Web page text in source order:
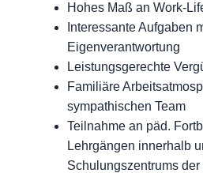
Hohes Maß an Work-
Interessante Aufgaben
Eigenverantwortung
Leistungsgerechte
Familiäre
sympathischen Team
Teilnahme an päd.
Lehrgängen innerhalb
Schulungszentrums der